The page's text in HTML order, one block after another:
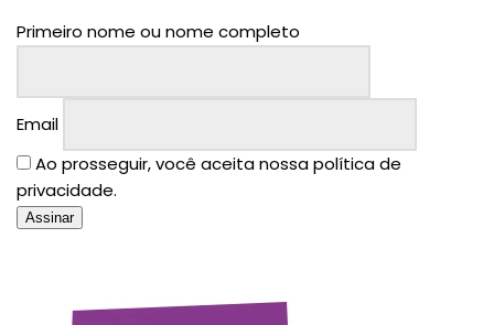
Primeiro nome ou nome completo
Email
Ao prosseguir, você aceita nossa política de
privacidade.